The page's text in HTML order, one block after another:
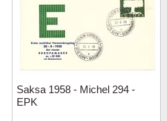
Saksa 1958 - Michel 294 -
EPK